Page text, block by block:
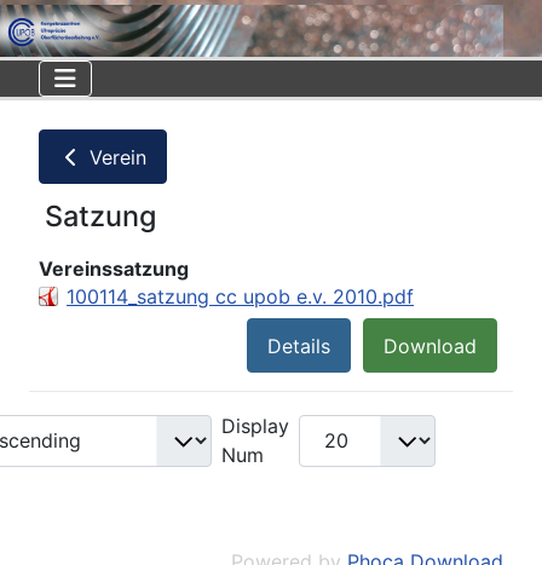
Verein
Satzung
Vereinssatzung
100114_satzung cc upob e.v. 2010.pdf
Download
Details
Display
Num